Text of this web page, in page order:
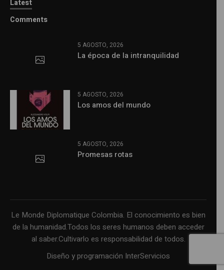
Latest
Comments
5 AGOSTO, 2026
La época de la intranquilidad
5 AGOSTO, 2026
Los amos del mundo
5 AGOSTO, 2026
Promesas rotas
Le Monde Diplomatique Colombia. El conocimiento es bien
de la humanidad.Todos los seres humanos deben acceder
al saber.Cultivarlo es responsabilidad de todos.
Diseño y programación InterServicios